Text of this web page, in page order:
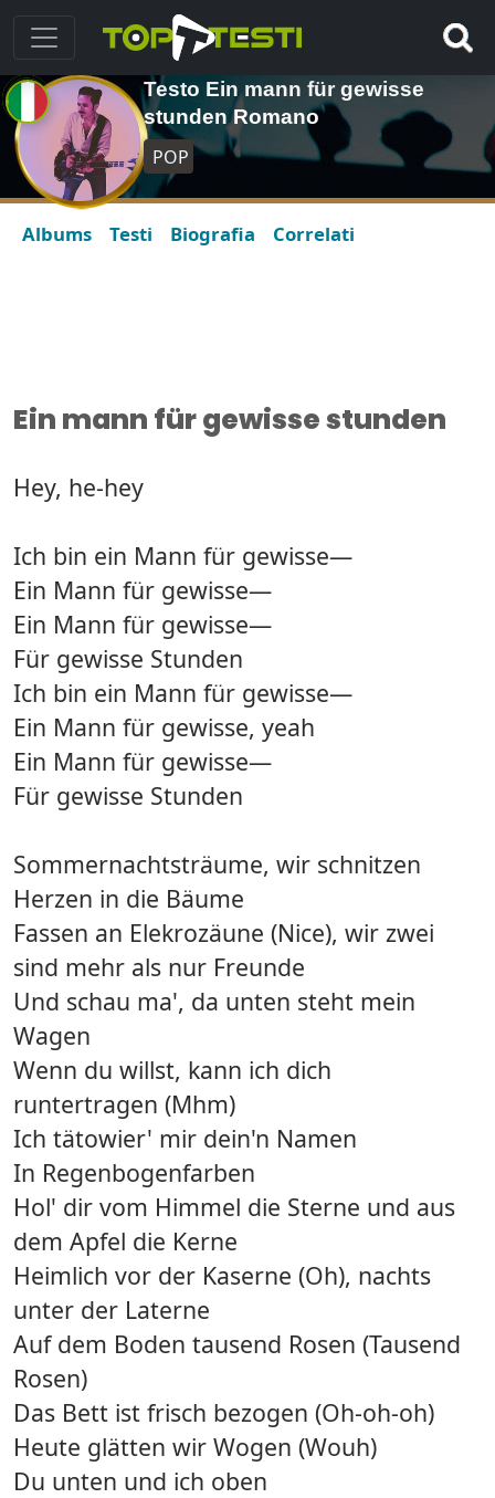
Testo Ein mann für gewisse
stunden Romano
POP
Albums Testi Biografia Correlati
Ein mann für gewisse stunden
Hey, he-hey
Ich bin ein Mann für gewisse—
Ein Mann für gewisse—
Ein Mann für gewisse—
Für gewisse Stunden
Ich bin ein Mann für gewisse—
Ein Mann für gewisse, yeah
Ein Mann für gewisse—
Für gewisse Stunden
Sommernachtsträume, wir schnitzen
Herzen in die Bäume
Fassen an Elekrozäune (Nice), wir zwei
sind mehr als nur Freunde
Und schau ma', da unten steht mein
Wagen
Wenn du willst, kann ich dich
runtertragen (Mhm)
Ich tätowier' mir dein'n Namen
In Regenbogenfarben
Hol' dir vom Himmel die Sterne und aus
dem Apfel die Kerne
Heimlich vor der Kaserne (Oh), nachts
unter der Laterne
Auf dem Boden tausend Rosen (Tausend
Rosen)
Das Bett ist frisch bezogen (Oh-oh-oh)
Heute glätten wir Wogen (Wouh)
Du unten und ich oben